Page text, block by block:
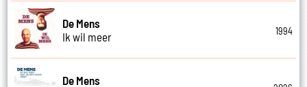
De Mens
Ik wil meer
1994
De Mens